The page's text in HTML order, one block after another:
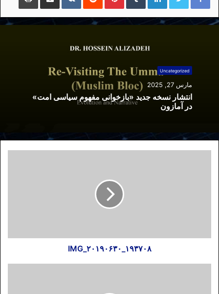
Uncategorized
مارس 27, 2025
انتشار نسخه جدید «بازخوانی مفهوم سیاسی امت»
در آمازون
IMG_۲۰۱۹۰۶۳۰_۱۹۳۷۰۸